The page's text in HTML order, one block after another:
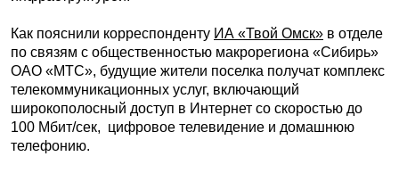
Как пояснили корреспонденту ИА «Твой Омск» в отделе
по связям с общественностью макрорегиона «Сибирь»
ОАО «МТС», будущие жители поселка получат комплекс
телекоммуникационных услуг, включающий
широкополосный доступ в Интернет со скоростью до
100 Мбит/сек, цифровое телевидение и домашнюю
телефонию.